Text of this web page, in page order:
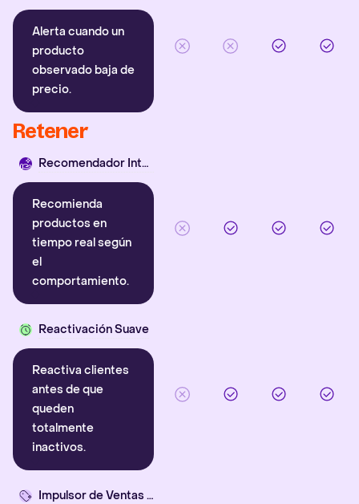
Alerta cuando un
producto
observado baja de
precio.
Retener
Recomendador Inteligente
Recomienda
productos en
tiempo real según
el
comportamiento.
Reactivación Suave
Reactiva clientes
antes de que
queden
totalmente
inactivos.
Impulsor de Ventas Cruzadas